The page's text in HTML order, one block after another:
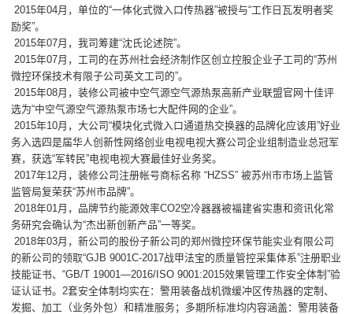
2015年04月，单位的“一体化式微入口传热器”被授与“工作日瓦发明者奖
励奖”。
2015年07月，我司筹建“沈氏论述院”。
2015年07月，工司的在苏州社会经济制作区创立控股企业子工司的“苏州
微控环保技术有限子公司英文工司的”。
2015年08月，装修公司被中空气源空气源热泵高新产业联盟官网十佳评
选为“中空气源空气源热泵市场七大配件网的企业”。
2015年10月，大公司“模块化式微入口通道热交换器的品牌化应该用”好业
务入选四是届华人创新性网络创业电视电视大赛公司企业组制造业总冠军
赛，获选“军转民”电视电视大赛最佳好业务奖。
2017年12月，装修公司注册帐号商标名称 “HZSS” 被苏州市市场上监管
监管局复荣获“苏州市品牌”。
2018年01月，品牌节约能源效率CO2空冷器器被福建省实惠和资讯化常
务研究会确认为“杰出新创新产品”一等奖。
2018年03月，新公司的股份子新公司的郑州微控环保节能实业有限公司
的新公司的领取“GJB 9001C-2017战甲法宝的质量管控采集体系”注册职业
技能证书、“GB/T 19001—2016/ISO 9001:2015效果管理工作安全体制”验
证认证书。2套安全体制均实在：警用装备战机微缓冲区传热器的定制、
发掘、加工（业务外包）和精准服务；多期所标准均内容涵盖：警用装备